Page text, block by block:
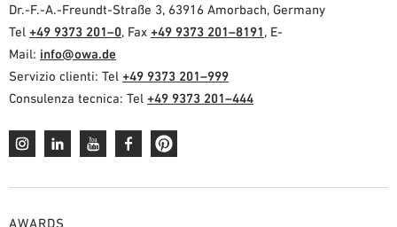
Dr.-F.-A.-Freundt-Straße 3, 63916 Amorbach, Germany
Tel +49 9373 201–0, Fax +49 9373 201–8191, E-
Mail: info@owa.de
Servizio clienti: Tel +49 9373 201–999
Consulenza tecnica: Tel +49 9373 201–444
AWARDS